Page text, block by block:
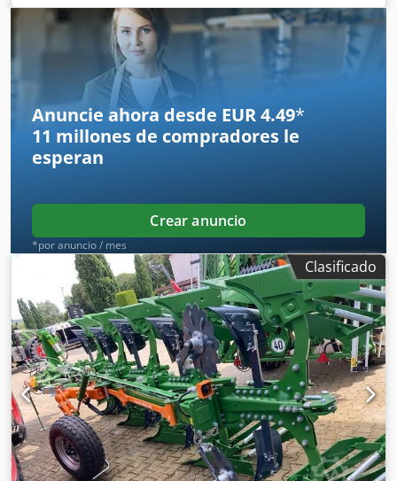
1707083M MOLIENDA PROTECCIÓN ANTIPEDRISCO NSH /
VML / 1729005M MECANISMO DE BASCULACIÓN VML4E /
1707553M CABEZA P. ESTÁNDAR MASTER L / 1707556M
CABEZA MECÁNICA VMASTER L / 174650 Dsdpfxsr Id Sao
Ahijck
Anuncie ahora desde EUR 4.49*
11 millones de compradores le
esperan
Crear anuncio
*por anuncio / mes
Clasificado